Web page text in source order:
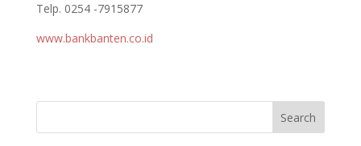
Telp. 0254 -7915877
www.bankbanten.co.id